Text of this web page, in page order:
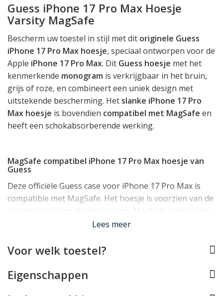
Guess iPhone 17 Pro Max Hoesje
Varsity MagSafe
Bescherm uw toestel in stijl met dit originele Guess
iPhone 17 Pro Max hoesje, speciaal ontworpen voor de
Apple iPhone 17 Pro Max. Dit Guess hoesje met het
kenmerkende monogram is verkrijgbaar in het bruin,
grijs of roze, en combineert een uniek design met
uitstekende bescherming. Het slanke iPhone 17 Pro
Max hoesje is bovendien compatibel met MagSafe en
heeft een schokabsorberende werking.
MagSafe compatibel iPhone 17 Pro Max hoesje van
Guess
Deze officiële Guess case voor iPhone 17 Pro Max is
compatible met MagSafe. Het hoesje is voorzien van de
magnetische ring die nodig is om MagSafe accessoires
zoals opladers, stands en autohouders vast te kunnen
Effectieve bescherming voor uw iPhone 17 Pro Max
Lees meer
Voor welk toestel?
Eigenschappen